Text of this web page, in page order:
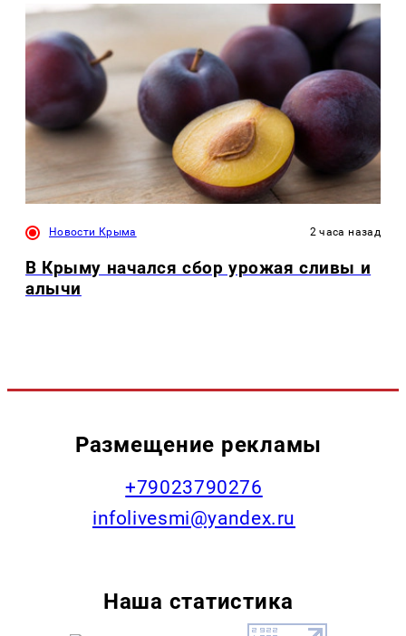
Новости Крыма 2 часа назад
В Крыму начался сбор урожая сливы и
алычи
Размещение рекламы
+79023790276
infolivesmi@yandex.ru
Наша статистика